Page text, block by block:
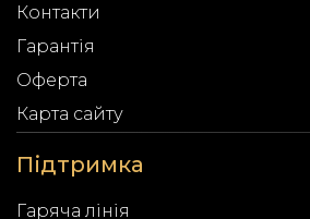
Контакти
Гарантія
Оферта
Карта сайту
Підтримка
Гаряча лінія